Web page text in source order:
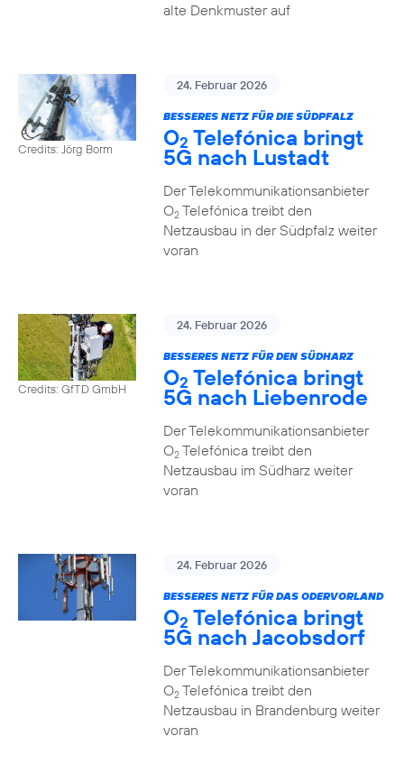
alte Denkmuster auf
Credits: Jörg Borm
24. Februar 2026
BESSERES NETZ FÜR DIE SÜDPFALZ
O2 Telefónica bringt
5G nach Lustadt
Der Telekommunikationsanbieter
O2Telefónica treibt den
Netzausbau in der Südpfalz weiter
voran
Credits: GfTD GmbH
24. Februar 2026
BESSERES NETZ FÜR DEN SÜDHARZ
O2 Telefónica bringt
5G nach Liebenrode
Der Telekommunikationsanbieter
O2Telefónica treibt den
Netzausbau im Südharz weiter
voran
24. Februar 2026
BESSERES NETZ FÜR DAS ODERVORLAND
O2 Telefónica bringt
5G nach Jacobsdorf
Der Telekommunikationsanbieter
O2Telefónica treibt den
Netzausbau in Brandenburg weiter
voran